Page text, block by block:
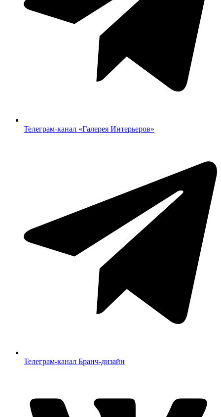
Телеграм-канал «‎Галерея Интерьеров»‎
Телеграм-канал Бранч-дизайн